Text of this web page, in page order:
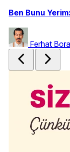
Ben Bunu
Ferhat Bora